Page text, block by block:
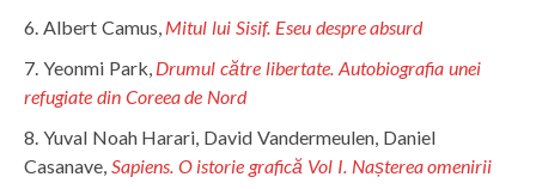
Albert Camus, Mitul lui Sisif. Eseu despre absurd
Yeonmi Park, Drumul către libertate. Autobiografia unei
refugiate din Coreea de Nord
Yuval Noah Harari, David Vandermeulen, Daniel
Casanave, Sapiens. O istorie grafică Vol I. Nașterea omenirii